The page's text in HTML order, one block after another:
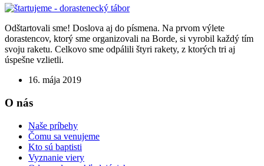
Odštartovali sme! Doslova aj do písmena. Na prvom výlete
dorastencov, ktorý sme organizovali na Borde, si vyrobil každý tím
svoju raketu. Celkovo sme odpálili štyri rakety, z ktorých tri aj
úspešne vzlietli.
16. mája 2019
O nás
Naše príbehy
Čomu sa venujeme
Kto sú baptisti
Vyznanie viery